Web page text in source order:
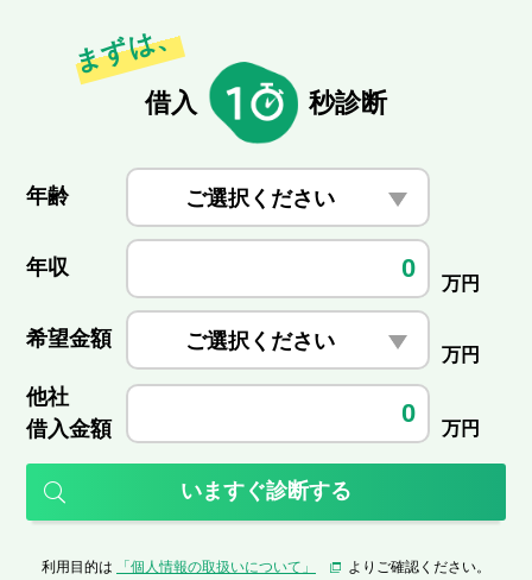
まずは、
借入 秒診断
年齢 ご選択ください
年収
万円
希望金額 ご選択ください
万円
他社
借入金額
万円
いますぐ診断する
利用目的は 「個人情報の取扱いについて」 よりご確認ください。